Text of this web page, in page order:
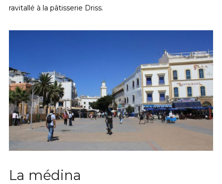
ravitallé à la pâtisserie Driss.
La médina